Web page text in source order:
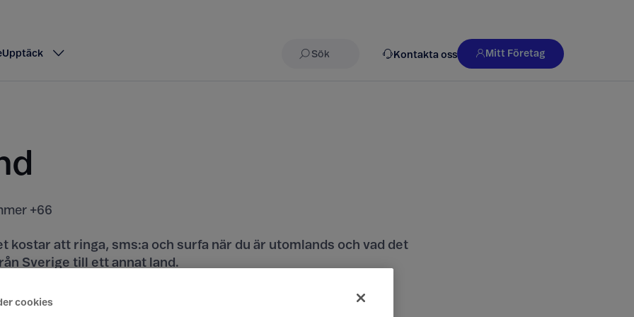
Upptäck
Sök Kontakta oss Mitt Företag
+66
kostar att ringa, sms:a och surfa när du är utomlands och vad det
Sverige till ett annat land.
här
cookies